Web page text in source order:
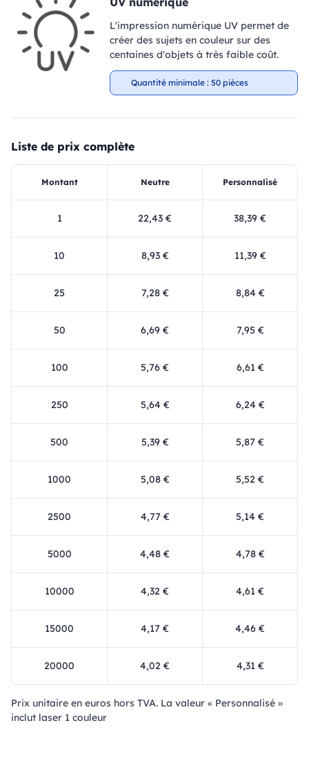
L'impression numérique UV permet de
créer des sujets en couleur sur des
centaines d'objets à très faible coût.
Quantité minimale : 50 pièces
Liste de prix complète
Montant Neutre Personnalisé
1 22,43 € 38,39 €
10 8,93 € 11,39 €
25 7,28 € 8,84 €
50 6,69 € 7,95 €
100 5,76 € 6,61 €
250 5,64 € 6,24 €
500 5,39 € 5,87 €
1000 5,08 € 5,52 €
2500 4,77 € 5,14 €
5000 4,48 € 4,78 €
10000 4,32 € 4,61 €
15000 4,17 € 4,46 €
20000 4,02 € 4,31 €
Prix ​​unitaire en euros hors TVA. La valeur « Personnalisé »
inclut laser 1 couleur